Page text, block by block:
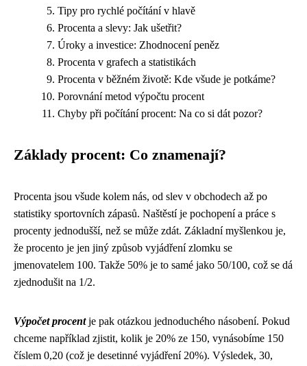
Tipy pro rychlé počítání v hlavě
Procenta a slevy: Jak ušetřit?
Úroky a investice: Zhodnocení peněz
Procenta v grafech a statistikách
Procenta v běžném životě: Kde všude je potkáme?
Porovnání metod výpočtu procent
Chyby při počítání procent: Na co si dát pozor?
Základy procent: Co znamenají?
Procenta jsou všude kolem nás, od slev v obchodech až po
statistiky sportovních zápasů. Naštěstí je pochopení a práce s
procenty jednodušší, než se může zdát. Základní myšlenkou je,
že procento je jen jiný způsob vyjádření zlomku se
jmenovatelem 100. Takže 50% je to samé jako 50/100, což se dá
zjednodušit na 1/2.
Výpočet procentje pak otázkou jednoduchého násobení. Pokud
chceme například zjistit, kolik je 20% ze 150, vynásobíme 150
číslem 0,20 (což je desetinné vyjádření 20%). Výsledek, 30,